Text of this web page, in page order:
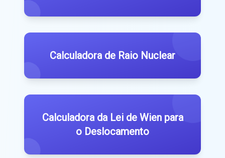
Calculadora de Raio Nuclear
Calculadora da Lei de Wien para
o Deslocamento